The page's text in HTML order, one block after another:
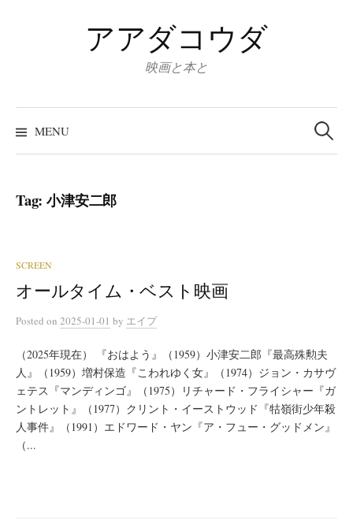
アアダコウダ
映画と本と
MENU
Search
for:
Tag:小津安二郎
SCREEN
オールタイム・ベスト映画
Posted on 2025-01-01 by エイプ
（2025年現在） 『おはよう』（1959）小津安二郎『最高殊勲夫
人』（1959）増村保造『こわれゆく女』（1974）ジョン・カサヴ
ェテス『マンディンゴ』（1975）リチャード・フライシャー『ガ
ントレット』（1977）クリント・イーストウッド『牯嶺街少年殺
人事件』（1991）エドワード・ヤン『ア・フュー・グッドメン』
（...